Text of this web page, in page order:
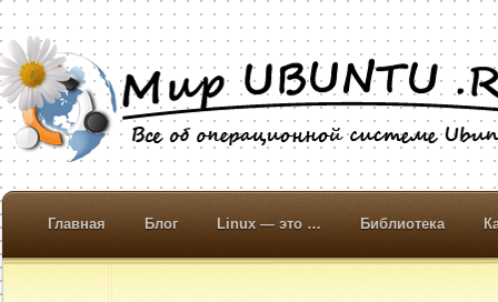
Главная Блог Linux — это … Библиотека